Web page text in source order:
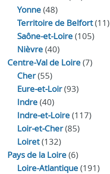
Yonne(48)
Territoire de Belfort(11)
Saône-et-Loire(105)
Nièvre(40)
Centre-Val de Loire(7)
Cher(55)
Eure‑et‑Loir(93)
Indre(40)
Indre‑et‑Loire(117)
Loir‑et‑Cher(85)
Loiret(132)
Pays de la Loire(6)
Loire-Atlantique(191)